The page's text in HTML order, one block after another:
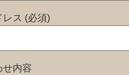
レス (必須)
せ内容